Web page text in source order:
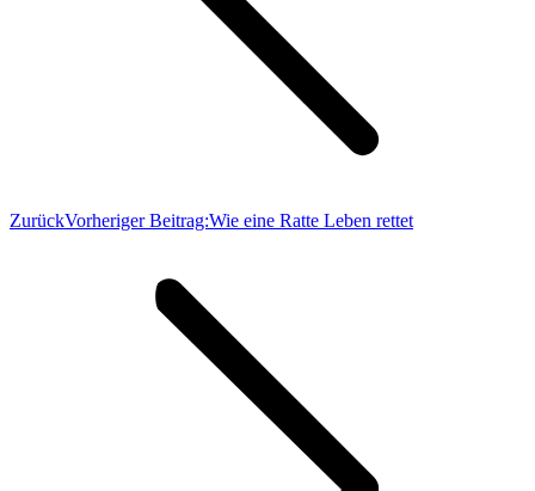
ZurückVorheriger Beitrag:Wie eine Ratte Leben rettet